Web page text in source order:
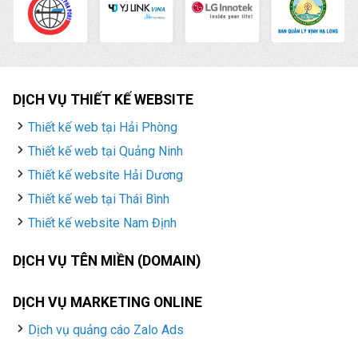
sẽ làm bạn phải cân
nhắc mua domain thuận
tiện cho việc SEO hay
không?
DỊCH VỤ THIẾT KẾ WEBSITE
Thiết kế web tại Hải Phòng
Thiết kế web tại Quảng Ninh
Thiết kế website Hải Dương
Thiết kế web tại Thái Bình
Thiết kế website Nam Định
DỊCH VỤ TÊN MIỀN (DOMAIN)
DỊCH VỤ MARKETING ONLINE
Dịch vụ quảng cáo Zalo Ads